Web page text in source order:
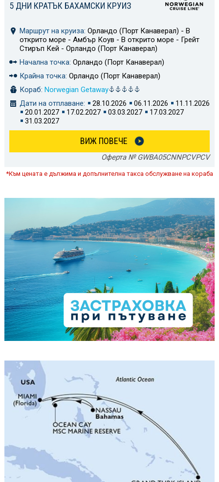
5 ДНИ КРАТЪК БАХАМСКИ КРУИЗ
Маршрут на круиза: Орландо (Порт Канаверал) - В
открито море - Амбър Коув - В открито море - Грейт
Стиръп Кей - Орландо (Порт Канаверал)
Начална точка: Орландо (Порт Канаверал)
Крайна точка: Орландо (Порт Канаверал)
Кораб: Norwegian Getaway
Дати на отплаване:
28.10.2026 06.11.2026
11.11.2026
20.01.2027
17.02.2027 03.03.2027
17.03.2027
31.03.2027
ВИЖ ПОВЕЧЕ
Оферта № GWBA05CNNPCVPCV
*Към цената е дължима и допълнителна такса обслужване на кораба